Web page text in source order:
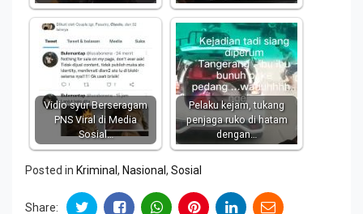
Vidio syur Berseragam
PNS Viral di Media
Sosial…
Pelaku kejam, tukang
penjaga ruko di hatam
dengan…
Posted in Kriminal , Nasional , Sosial
Share: